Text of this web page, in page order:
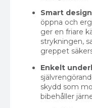
Smart
öppna och
ger en friare
strykningen,
greppet
Enkelt
skydd som
bibehåller